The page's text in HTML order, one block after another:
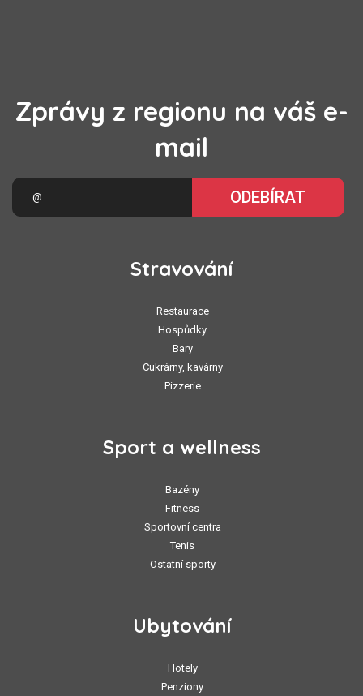
Zprávy z regionu na váš e-
mail
ODEBÍRAT
Stravování
Restaurace
Hospůdky
Bary
Cukrárny, kavárny
Pizzerie
Sport a wellness
Bazény
Fitness
Sportovní centra
Tenis
Ostatní sporty
Ubytování
Hotely
Penziony